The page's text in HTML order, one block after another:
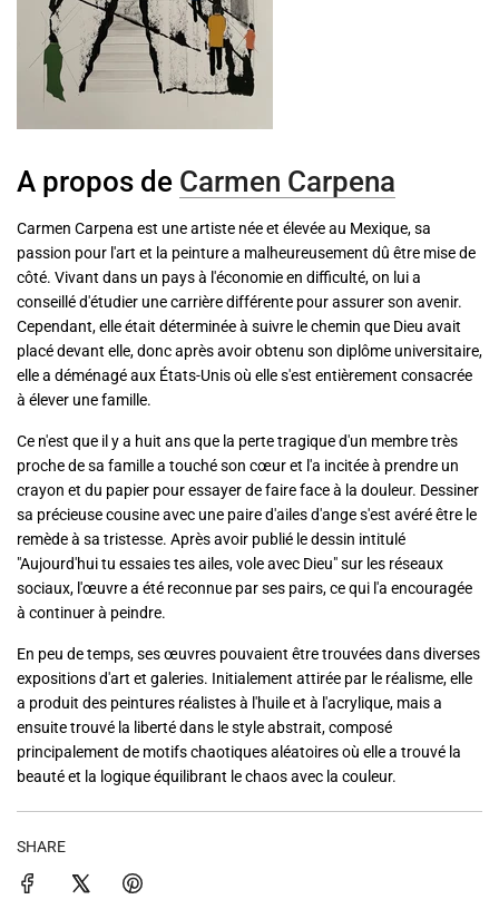
A propos de Carmen Carpena
Carmen Carpena est une artiste née et élevée au Mexique, sa
passion pour l'art et la peinture a malheureusement dû être mise de
côté. Vivant dans un pays à l'économie en difficulté, on lui a
conseillé d'étudier une carrière différente pour assurer son avenir.
Cependant, elle était déterminée à suivre le chemin que Dieu avait
placé devant elle, donc après avoir obtenu son diplôme universitaire,
elle a déménagé aux États-Unis où elle s'est entièrement consacrée
à élever une famille.
Ce n'est que il y a huit ans que la perte tragique d'un membre très
proche de sa famille a touché son cœur et l'a incitée à prendre un
crayon et du papier pour essayer de faire face à la douleur. Dessiner
sa précieuse cousine avec une paire d'ailes d'ange s'est avéré être le
remède à sa tristesse. Après avoir publié le dessin intitulé
"Aujourd'hui tu essaies tes ailes, vole avec Dieu" sur les réseaux
sociaux, l'œuvre a été reconnue par ses pairs, ce qui l'a encouragée
à continuer à peindre.
En peu de temps, ses œuvres pouvaient être trouvées dans diverses
expositions d'art et galeries. Initialement attirée par le réalisme, elle
a produit des peintures réalistes à l'huile et à l'acrylique, mais a
ensuite trouvé la liberté dans le style abstrait, composé
principalement de motifs chaotiques aléatoires où elle a trouvé la
beauté et la logique équilibrant le chaos avec la couleur.
SHARE